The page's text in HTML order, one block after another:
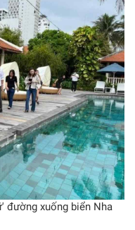
đường xuống biển Nha